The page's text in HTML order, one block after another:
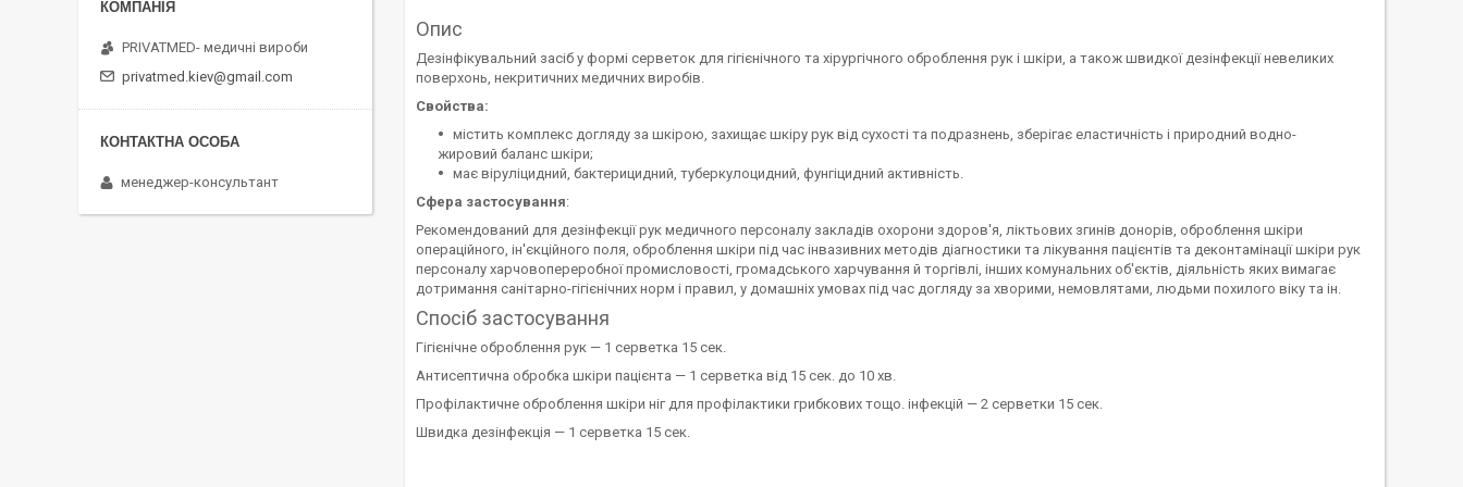
Опис
Дезінфікувальний засіб у формі серветок для гігієнічного та хірургічного оброблення рук і шкіри, а також швидкої дезінфекції невеликих
поверхонь, некритичних медичних виробів.
Свойства:
містить комплекс догляду за шкірою, захищає шкіру рук від сухості та подразнень, зберігає еластичність і природний водно-
жировий баланс шкіри;
має віруліцидний, бактерицидний, туберкулоцидний, фунгіцидний активність.
Сфера застосування:
Рекомендований для дезінфекції рук медичного персоналу закладів охорони здоров'я, ліктьових згинів донорів, оброблення шкіри
операційного, ін'єкційного поля, оброблення шкіри під час інвазивних методів діагностики та лікування пацієнтів та деконтамінації шкіри рук
персоналу харчовопереробної промисловості, громадського харчування й торгівлі, інших комунальних об'єктів, діяльність яких вимагає
дотримання санітарно-гігієнічних норм і правил, у домашніх умовах під час догляду за хворими, немовлятами, людьми похилого віку та ін.
Спосіб застосування
Гігієнічне оброблення рук — 1 серветка 15 сек.
Антисептична обробка шкіри пацієнта — 1 серветка від 15 сек. до 10 хв.
Профілактичне оброблення шкіри ніг для профілактики грибкових тощо. інфекцій — 2 серветки 15 сек.
Швидка дезінфекція — 1 серветка 15 сек.
PRIVATMED- медичні вироби
privatmed.kiev@gmail.com
менеджер-консультант